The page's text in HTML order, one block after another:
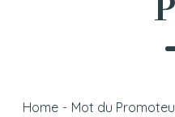
Home - Mot du